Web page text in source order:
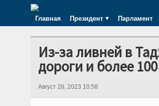
Главная Президент Парламент
Из-за ливней в
дороги и более
Август 28, 2023 10:58